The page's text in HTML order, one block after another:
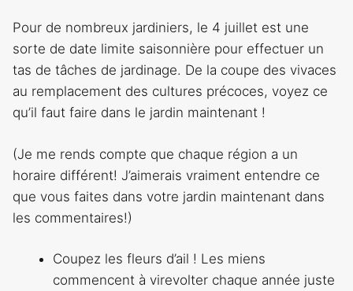
Pour de nombreux jardiniers, le 4 juillet est une
sorte de date limite saisonnière pour effectuer un
tas de tâches de jardinage. De la coupe des vivaces
au remplacement des cultures précoces, voyez ce
qu’il faut faire dans le jardin maintenant !
(Je me rends compte que chaque région a un
horaire différent! J’aimerais vraiment entendre ce
que vous faites dans votre jardin maintenant dans
les commentaires!)
Coupez les fleurs d’ail ! Les miens
commencent à virevolter chaque année juste